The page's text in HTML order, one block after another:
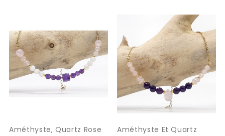
Améthyste, Quartz Rose
Améthyste Et Quartz